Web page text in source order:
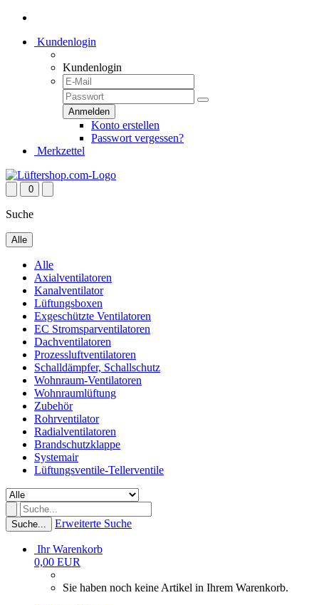
Kundenlogin
Kundenlogin
Konto erstellen
Passwort vergessen?
Merkzettel
0
Suche
Alle
Alle
Axialventilatoren
Kanalventilator
Lüftungsboxen
Exgeschützte Ventilatoren
EC Stromsparventilatoren
Dachventilatoren
Prozessluftventilatoren
Schalldämpfer, Schallschutz
Wohnraum-Ventilatoren
Wohnraumlüftung
Zubehör
Rohrventilator
Radialventilatoren
Brandschutzklappe
Systemair
Lüftungsventile-Tellerventile
Suche... Erweiterte Suche
Ihr Warenkorb
0,00 EUR
Sie haben noch keine Artikel in Ihrem Warenkorb.